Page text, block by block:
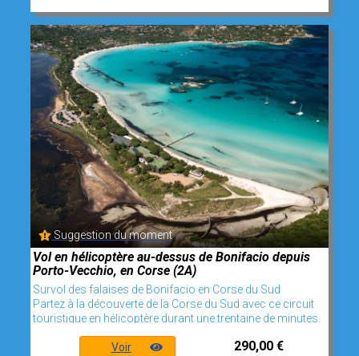
Suggestion du moment
Vol en hélicoptère au-dessus de Bonifacio depuis
Porto-Vecchio, en Corse (2A)
Survol des falaises de Bonifacio en Corse du Sud
Partez à la découverte de la Corse du Sud avec ce circuit
touristique en hélicoptère durant une trentaine de minutes.
Voir 290,00 €